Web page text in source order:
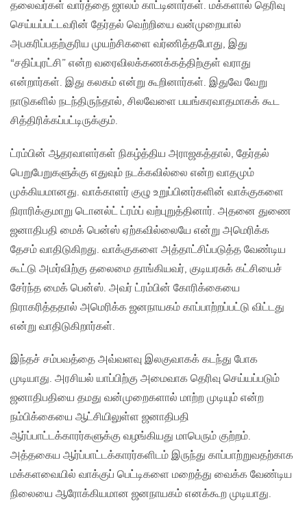
தலைவர்கள் வார்த்தை ஜாலம் காட்டினார்கள். மக்களால் தெரிவு
செய்யப்பட்டவரின் தேர்தல் வெற்றியை வன்முறையால்
அபகரிப்பதற்குரிய முயற்சிகளை வர்ணித்தபோது, இது
“சதிப்புரட்சி” என்ற வரைவிலக்கணக்கத்திற்குள் வராது
என்றார்கள். இது கலகம் என்று கூறினார்கள். இதுவே வேறு
நாடுகளில் நடந்திருந்தால், சிலவேளை பயங்கரவாதமாகக் கூட
சித்திரிக்கப்பட்டிருக்கும்.
ட்ரம்பின் ஆதரவாளர்கள் நிகழ்த்திய அராஜகத்தால், தேர்தல்
பெறுபேறுகளுக்கு எதுவும் நடக்கவில்லை என்ற வாதமும்
முக்கியமானது. வாக்காளர் குழு உறுப்பினர்களின் வாக்குகளை
நிராரிக்குமாறு டொனல்ட் ட்ரம்ப் வற்புறுத்தினார். அதனை துணை
ஜனாதிபதி மைக் பென்ஸ் ஏற்கவில்லையே என்று அமெரிக்க
தேசம் வாதிடுகிறது. வாக்குகளை அத்தாட்சிப்படுத்த வேண்டிய
கூட்டு அமர்விற்கு தலைமை தாங்கியவர், குடியரசுக் கட்சியைச்
சேர்ந்த மைக் பென்ஸ். அவர் ட்ரம்பின் கோரிக்கையை
நிராகரித்ததால் அமெரிக்க ஜனநாயகம் காப்பாற்றப்பட்டு விட்டது
என்று வாதிடுகிறார்கள்.
இந்தச் சம்பவத்தை அவ்வளவு இலகுவாகக் கடந்து போக
முடியாது. அரசியல் யாப்பிற்கு அமைவாக தெரிவு செய்யப்படும்
ஜனாதிபதியை தமது வன்முறைகளால் மாற்ற முடியும் என்ற
நம்பிக்கையை ஆட்சியிலுள்ள ஜனாதிபதி
ஆர்ப்பாட்டக்காரர்களுக்கு வழங்கியது மாபெரும் குற்றம்.
அத்தகைய ஆர்ப்பாட்டக்காரர்களிடம் இருந்து காப்பாற்றுவதற்காக
மக்களவையில் வாக்குப் பெட்டிகளை மறைத்து வைக்க வேண்டிய
நிலையை ஆரோக்கியமான ஜனநாயகம் எனக்கூற முடியாது.